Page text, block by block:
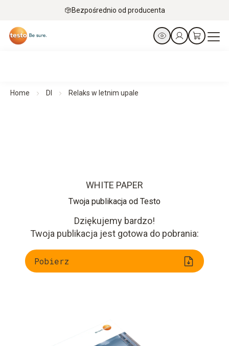
Bezpośrednio od producenta
Home Dl Relaks w letnim upale
WHITE PAPER
Twoja publikacja od Testo
Dziękujemy bardzo!
Twoja publikacja jest gotowa do pobrania:
Pobierz